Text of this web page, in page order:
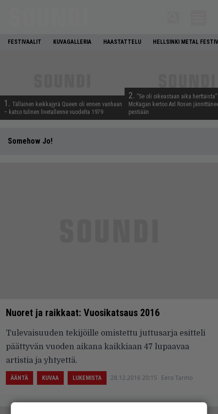
FESTIVAALIT KUVAGALLERIA HAASTATTELU HELLSINKI METAL
1. Tällainen keikkajyrä Queen oli ennen vanhaan
– katso tulinen livetallenne vuodelta 1979
2. ”Se oli oikeastaan aika
McKagan kertoo Axl Rosen
pestiään
Somehow Jo!
Nuoret ja raikkaat: Vuosikatsaus 2016
Tulevaisuuden tekijöille omistettu juttusarja esitteli
päättyvän vuoden aikana kaikkiaan 47 lupaavaa
artistia ja yhtyettä.
ÄÄNTÄ KUVAA LUKEMISTA 28.12.2016 20:15 Eero Tarmo